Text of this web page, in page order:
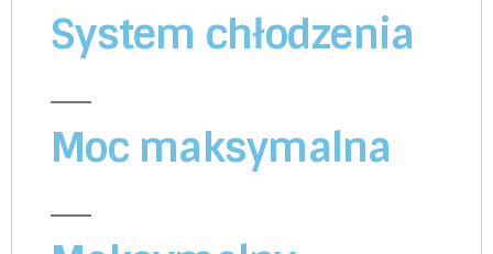
System chłodzenia
Moc maksymalna